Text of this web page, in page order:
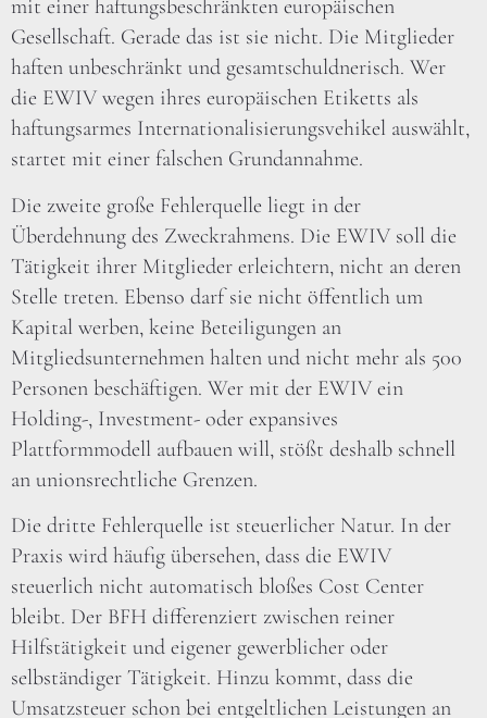
mit einer haftungsbeschränkten europäischen
Gesellschaft. Gerade das ist sie nicht. Die Mitglieder
haften unbeschränkt und gesamtschuldnerisch. Wer
die EWIV wegen ihres europäischen Etiketts als
haftungsarmes Internationalisierungsvehikel auswählt,
startet mit einer falschen Grundannahme.
Die zweite große Fehlerquelle liegt in der
Überdehnung des Zweckrahmens. Die EWIV soll die
Tätigkeit ihrer Mitglieder erleichtern, nicht an deren
Stelle treten. Ebenso darf sie nicht öffentlich um
Kapital werben, keine Beteiligungen an
Mitgliedsunternehmen halten und nicht mehr als 500
Personen beschäftigen. Wer mit der EWIV ein
Holding-, Investment- oder expansives
Plattformmodell aufbauen will, stößt deshalb schnell
an unionsrechtliche Grenzen.
Die dritte Fehlerquelle ist steuerlicher Natur. In der
Praxis wird häufig übersehen, dass die EWIV
steuerlich nicht automatisch bloßes Cost Center
bleibt. Der BFH differenziert zwischen reiner
Hilfstätigkeit und eigener gewerblicher oder
selbständiger Tätigkeit. Hinzu kommt, dass die
Umsatzsteuer schon bei entgeltlichen Leistungen an